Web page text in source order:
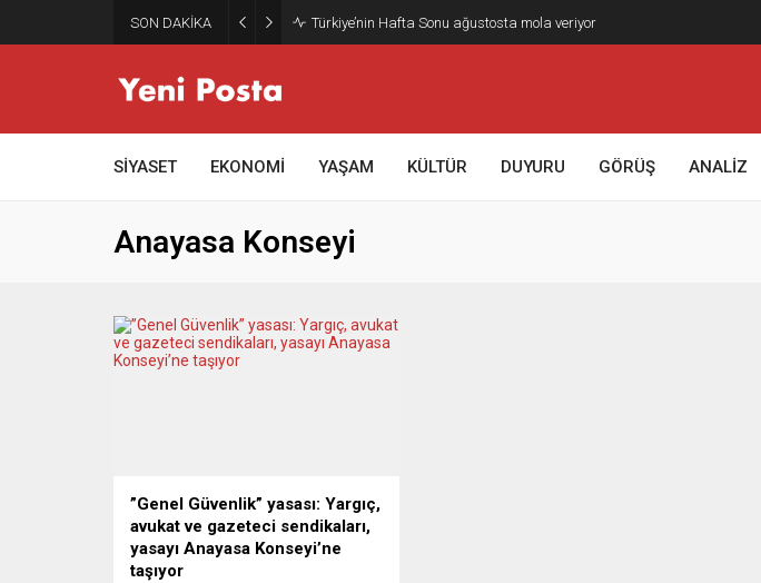
SON DAKİKA Türkiye’nin Hafta Sonu ağustosta mola veriyor
SİYASET EKONOMİ YAŞAM KÜLTÜR DUYURU GÖRÜŞ ANALİZ
Anayasa Konseyi
”Genel Güvenlik” yasası: Yargıç,
avukat ve gazeteci sendikaları,
yasayı Anayasa Konseyi’ne
taşıyor